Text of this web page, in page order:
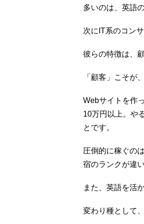
多いのは、英語
次にIT系のコン
彼らの特徴は、
「顧客」こそが
Webサイトを作
10万円以上。や
とです。
圧倒的に稼ぐの
宿のランクが違
また、英語を活
変わり種として